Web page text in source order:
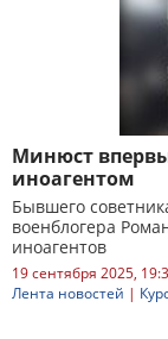
Минюст
иноагентом
Бывшего
военблогера
иноагентов
19 сентября 2025,
Лента новостей |